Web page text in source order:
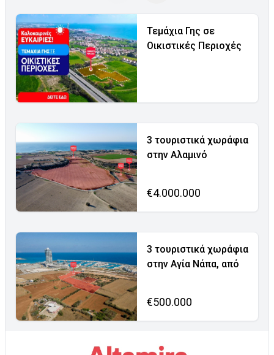
Τεμάχια Γης σε
Οικιστικές Περιοχές
3 τουριστικά χωράφια
στην Αλαμινό
€4.000.000
3 τουριστικά χωράφια
στην Αγία Νάπα, από
€500.000